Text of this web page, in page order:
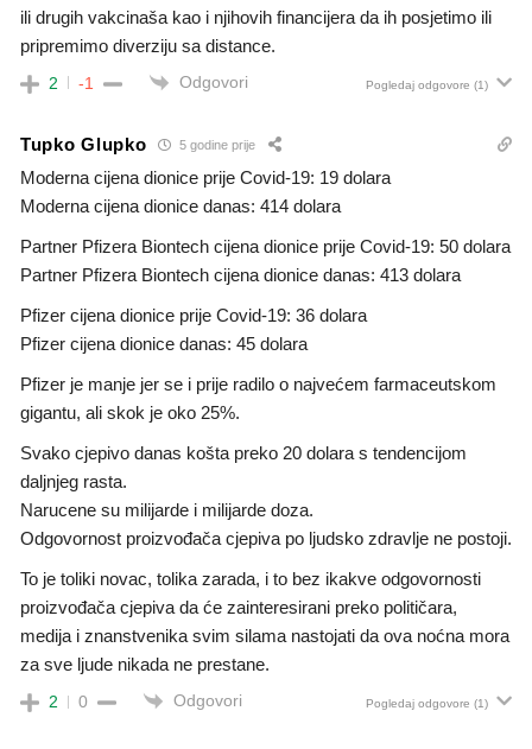
ili drugih vakcinaša kao i njihovih financijera da ih posjetimo ili
pripremimo diverziju sa distance.
2 -1 Odgovori Pogledaj odgovore (1)
Tupko Glupko 5 godine prije
Moderna cijena dionice prije Covid-19: 19 dolara
Moderna cijena dionice danas: 414 dolara
Partner Pfizera Biontech cijena dionice prije Covid-19: 50 dolara
Partner Pfizera Biontech cijena dionice danas: 413 dolara
Pfizer cijena dionice prije Covid-19: 36 dolara
Pfizer cijena dionice danas: 45 dolara
Pfizer je manje jer se i prije radilo o najvećem farmaceutskom
gigantu, ali skok je oko 25%.
Svako cjepivo danas košta preko 20 dolara s tendencijom
daljnjeg rasta.
Narucene su milijarde i milijarde doza.
Odgovornost proizvođača cjepiva po ljudsko zdravlje ne postoji.
To je toliki novac, tolika zarada, i to bez ikakve odgovornosti
proizvođača cjepiva da će zainteresirani preko političara,
medija i znanstvenika svim silama nastojati da ova noćna mora
za sve ljude nikada ne prestane.
2 0 Odgovori Pogledaj odgovore (1)